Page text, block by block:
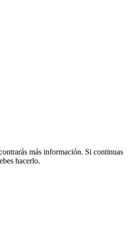
más información. Si continuas
hacerlo.